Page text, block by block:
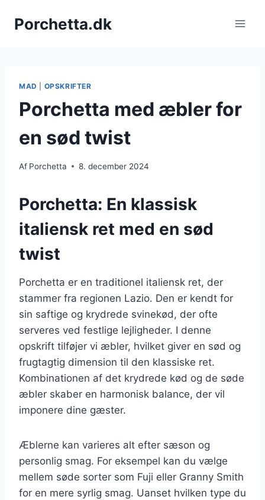
Porchetta.dk
MAD OPSKRIFTER
Porchetta med æbler for
en sød twist
Af Porchetta 8. december 2024
Porchetta: En klassisk
italiensk ret med en sød
twist
Porchetta er en traditionel italiensk ret, der
stammer fra regionen Lazio. Den er kendt for
sin saftige og krydrede svinekød, der ofte
serveres ved festlige lejligheder. I denne
opskrift tilføjer vi æbler, hvilket giver en sød og
frugtagtig dimension til den klassiske ret.
Kombinationen af det krydrede kød og de søde
æbler skaber en harmonisk balance, der vil
imponere dine gæster.
Æblerne kan varieres alt efter sæson og
personlig smag. For eksempel kan du vælge
mellem søde sorter som Fuji eller Granny Smith
for en mere syrlig smag. Uanset hvilken type du